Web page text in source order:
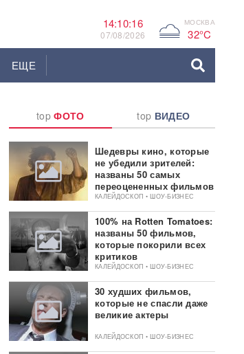
14:10:17
07/08/2026 G МОСКВА
32°C
ЕЩЕ
topФОТО top ВИДЕО
Шедевры кино, которые
не убедили зрителей:
названы 50 самых
переоцененных фильмов
КАЛЕЙДОСКОП • ШОУ-БИЗНЕС
100% на Rotten Tomatoes:
названы 50 фильмов,
которые покорили всех
критиков
КАЛЕЙДОСКОП • ШОУ-БИЗНЕС
30 худших фильмов,
которые не спасли даже
великие актеры
КАЛЕЙДОСКОП • ШОУ-БИЗНЕС